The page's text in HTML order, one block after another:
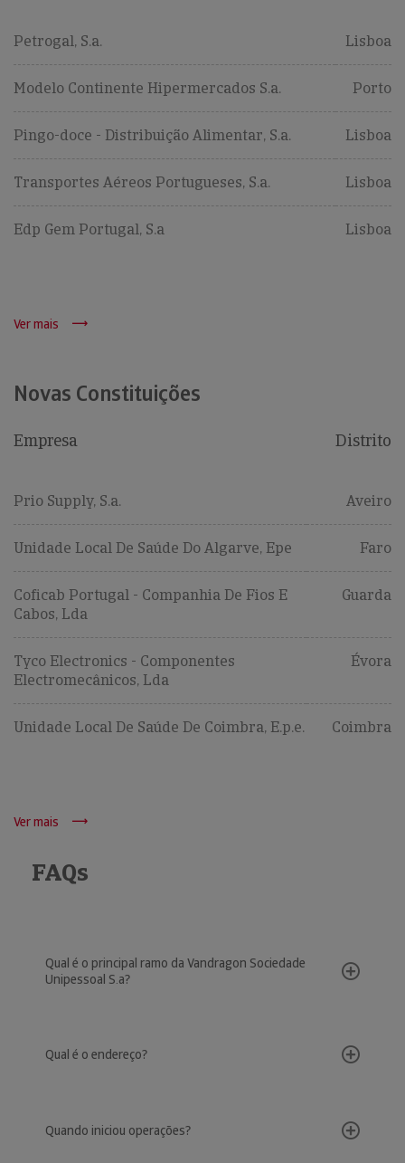
Petrogal, S.a. Lisboa
Modelo Continente Hipermercados S.a. Porto
Pingo-doce - Distribuição Alimentar, S.a. Lisboa
Transportes Aéreos Portugueses, S.a. Lisboa
Edp Gem Portugal, S.a Lisboa
Ver mais
Novas Constituições
Empresa Distrito
Prio Supply, S.a. Aveiro
Unidade Local De Saúde Do Algarve, Epe Faro
Coficab Portugal - Companhia De Fios E
Cabos, Lda
Guarda
Tyco Electronics - Componentes
Electromecânicos, Lda
Évora
Unidade Local De Saúde De Coimbra, E.p.e. Coimbra
Ver mais
FAQs
Qual é o principal ramo da Vandragon Sociedade
Unipessoal S.a?
Qual é o endereço?
Quando iniciou operações?